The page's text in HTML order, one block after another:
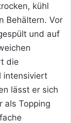
kühl
Behältern. Vor
und auf
die
intensiviert
lässt er sich
als Topping